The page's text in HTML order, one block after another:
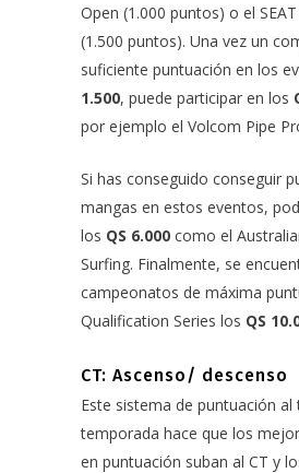
Open (1.000 puntos) o el
(1.500 puntos). Una vez un
suficiente puntuación en los
1.500, puede participar en los
por ejemplo el Volcom Pipe
Si has conseguido conseguir
mangas en estos eventos,
los QS 6.000 como el
Surfing. Finalmente, se
campeonatos de máxima
Qualification Series los QS
CT: Ascenso/ descenso
Este sistema de puntuación al
temporada hace que los
en puntuación suban al CT y